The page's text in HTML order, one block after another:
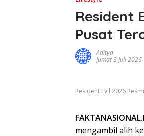
Resident
Pusat
Aditya
Jumat 3 Juli 2026
Resident Evil 2026
mengambil alih